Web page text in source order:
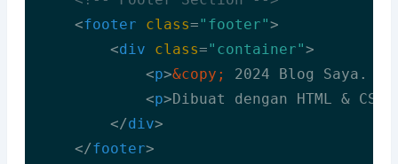
<footer class="footer">
<div class="container">
<p>&copy;
2024 Blog Saya.
<p>Dibuat dengan HTML & CSS
</div>
</footer>